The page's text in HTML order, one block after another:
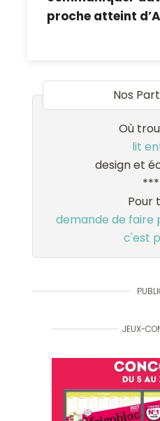
proche atteint
Nos
Où
lit
design et
Pour
demande de faire
c'est
JEUX-